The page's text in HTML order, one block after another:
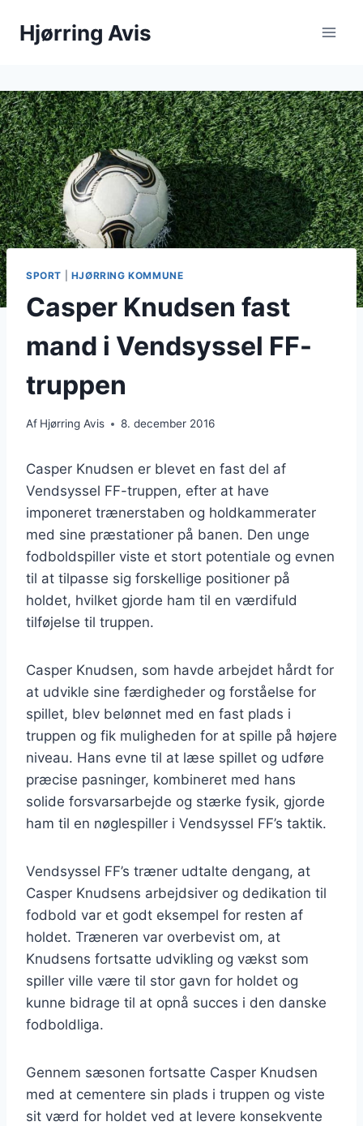
Hjørring Avis
SPORT HJØRRING KOMMUNE
Casper Knudsen fast
mand i Vendsyssel FF-
truppen
Af Hjørring Avis 8. december 2016
Casper Knudsen er blevet en fast del af
Vendsyssel FF-truppen, efter at have
imponeret trænerstaben og holdkammerater
med sine præstationer på banen. Den unge
fodboldspiller viste et stort potentiale og evnen
til at tilpasse sig forskellige positioner på
holdet, hvilket gjorde ham til en værdifuld
tilføjelse til truppen.
Casper Knudsen, som havde arbejdet hårdt for
at udvikle sine færdigheder og forståelse for
spillet, blev belønnet med en fast plads i
truppen og fik muligheden for at spille på højere
niveau. Hans evne til at læse spillet og udføre
præcise pasninger, kombineret med hans
solide forsvarsarbejde og stærke fysik, gjorde
ham til en nøglespiller i Vendsyssel FF’s taktik.
Vendsyssel FF’s træner udtalte dengang, at
Casper Knudsens arbejdsiver og dedikation til
fodbold var et godt eksempel for resten af
holdet. Træneren var overbevist om, at
Knudsens fortsatte udvikling og vækst som
spiller ville være til stor gavn for holdet og
kunne bidrage til at opnå succes i den danske
fodboldliga.
Gennem sæsonen fortsatte Casper Knudsen
med at cementere sin plads i truppen og viste
sit værd for holdet ved at levere konsekvente